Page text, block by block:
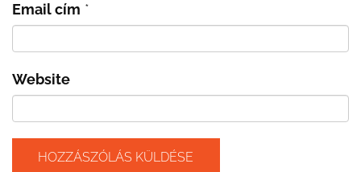
Email cím *
Website